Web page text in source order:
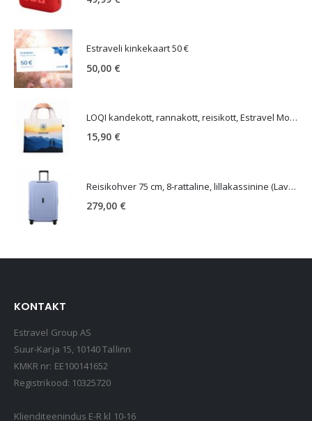
Estraveli kinkekaart 50 €
50,00 €
LOQI kandekott, rannakott, reisikott, Estravel Mountain Bag
15,90 €
Reisikohver 75 cm, 8-rattaline, lillakassinine (Lavendel), TSA koodlukk, Samsonite Essens
279,00 €
KONTAKT
Estravel Group AS
Suur-Karja 15, 10140 Tallinn
KMKR nr: EE100141652
Registrikood: 10325720
Klienditeenindus E-R kl 10-16